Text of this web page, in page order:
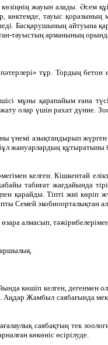
жауын алады. Әсем
көктемде, тауыс
Басқарушының айтуына
тауыстың арманының
тұр. Тордың бетон
қарапайым ғана
олар үшін рахат дүние.
үнемі азықтандырып
жануарлардың құтыратыны
келген. Кішкентай
табиғат жағдайында
қарайды. Тіпті жиі көріп
Семей экобиоорталықтан
алмасып,
көшіп келген, дегенмен
Жамбыл саябағында
саябақтың тек
көкөніс өсірілуде.